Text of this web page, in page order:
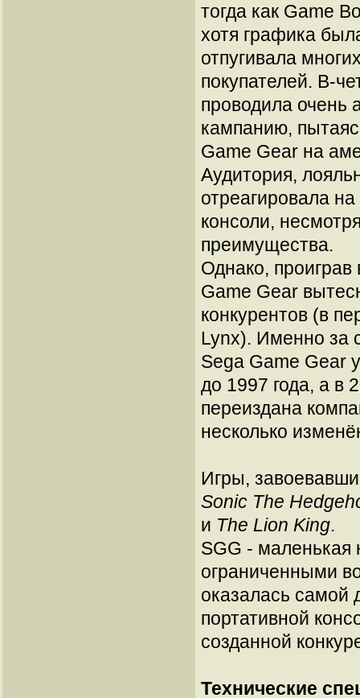
тогда как Game
хотя графика
отпугивала
покупателей. В-
проводила очень
кампанию,
Game Gear на
Аудитория,
отреагировала на
консоли,
преимущества.
Однако,
Game Gear
конкурентов (в
Lynx). Именно за
Sega Game Gear
до 1997 года, а в
переиздана
несколько
Игры,
Sonic The
и The Lion King.
SGG - маленькая
ограниченными
оказалась самой
портативной
созданной
Технические